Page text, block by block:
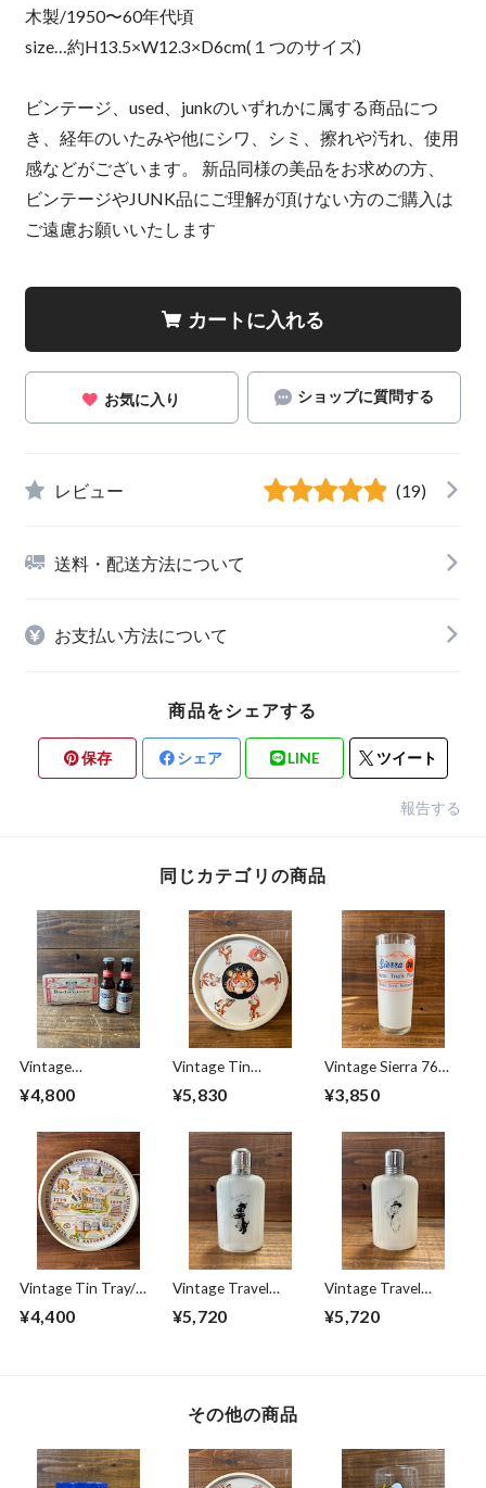
木製/1950〜60年代頃
size…約H13.5×W12.3×D6cm(１つのサイズ)
ビンテージ、used、junkのいずれかに属する商品につ
き、経年のいたみや他にシワ、シミ、擦れや汚れ、使用
感などがございます。 新品同様の美品をお求めの方、
ビンテージやJUNK品にご理解が頂けない方のご購入は
ご遠慮お願いいたします
カートに入れる
お気に入り ショップに質問する
レビュー (19)
送料・配送方法について
お支払い方法について
商品をシェアする
保存 シェア LINE ツイート
報告する
同じカテゴリの商品
Vintage
''Budweiser Lager
ルト&ペッパー バド
ワイザー ミニボト
ル 50's ビンテージ
¥4,800
Vintage Tin
エッソタイガー お
テージ
¥5,830
Vintage Sierra 76
ク グラス 希少 ビン
¥3,850
Vintage Tin Tray/テ
ンシルベニア州 70's
¥4,400
Vintage Travel
Flask②/フラスコボ
¥5,720
Vintage Travel
Flask①/フラスコボ
¥5,720
その他の商品